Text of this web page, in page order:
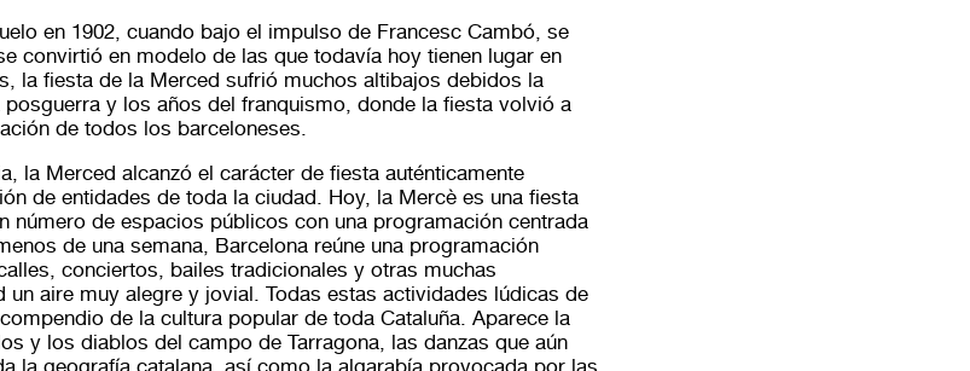
en 1902, cuando bajo el impulso de Francesc Cambó, se
convirtió en modelo de las que todavía hoy tienen lugar en
la fiesta de la Merced sufrió muchos altibajos debidos la
y los años del franquismo, donde la fiesta volvió a
de todos los barceloneses.
la Merced alcanzó el carácter de fiesta auténticamente
de entidades de toda la ciudad. Hoy, la Mercè es una fiesta
número de espacios públicos con una programación centrada
de una semana, Barcelona reúne una programación
conciertos, bailes tradicionales y otras muchas
un aire muy alegre y jovial. Todas estas actividades lúdicas de
de la cultura popular de toda Cataluña. Aparece la
y los diablos del campo de Tarragona, las danzas que aún
la geografía catalana, así como la algarabía provocada por las